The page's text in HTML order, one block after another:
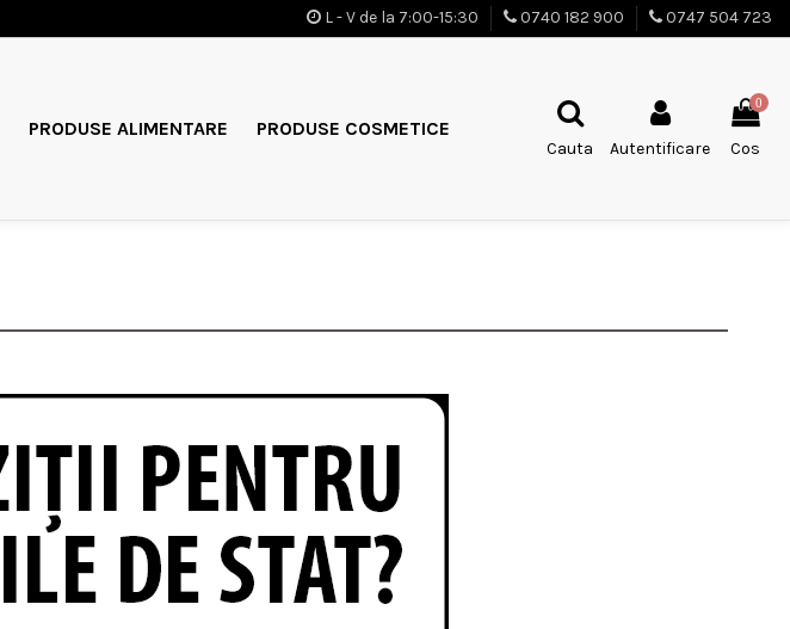
L - V de la 7:00-15:30 0740 182 900 0747 504 723
PRODUSE ALIMENTARE PRODUSE COSMETICE
Cauta Autentificare
0
Cos